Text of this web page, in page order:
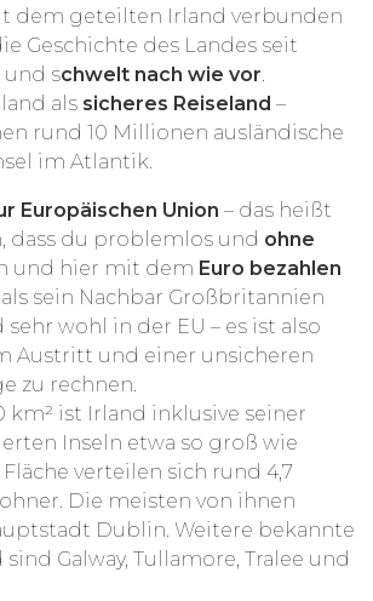
dem geteilten Irland verbunden
Geschichte des Landes seit
schwelt nach wie vor.
als sicheres Reiseland –
rund 10 Millionen ausländische
im Atlantik.
Europäischen Union – das heißt
dass du problemlos und ohne
und hier mit dem Euro bezahlen
sein Nachbar Großbritannien
wohl in der EU – es ist also
Austritt und einer unsicheren
zu rechnen.
km² ist Irland inklusive seiner
Inseln etwa so groß wie
Fläche verteilen sich rund 4,7
Die meisten von ihnen
Dublin. Weitere bekannte
Galway, Tullamore, Tralee und